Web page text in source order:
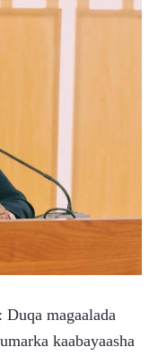
magaalada
kaabayaasha